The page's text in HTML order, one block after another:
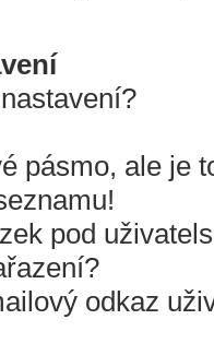
pásmo, ale je
pod
odkaz